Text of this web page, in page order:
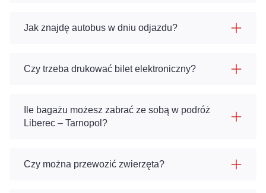
Jak znajdę autobus w dniu odjazdu?
Czy trzeba drukować bilet elektroniczny?
Ile bagażu możesz zabrać ze sobą w podróż
Liberec – Tarnopol?
Czy można przewozić zwierzęta?